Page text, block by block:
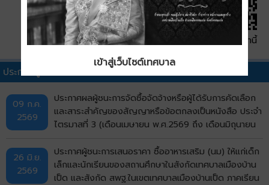
QR Code หน้านี้
ประกาศผู้ชนะการเสนอราคาอื่นๆ
09 ก.ค.
2569
ประกาศผลผู้ชนะการจัดซื้อจัดจ้างหรือผู้ได้รับการคัดเลือก
และสาระสำคัญของสัญญาหรือข้อตกลงเป็นหนังสือ ประจำ
ไตรมาสที่ 3 (เดือนเมษายน พ.ศ.2569 ถึง เดือนมิถุนายน
26 มิ.ย.
2569
ประกาศผู้ชนะการเสนอราคา ซื้ออาหารเสริม (นม) ให้แก่เด็ก
เล็กและนักเรียนของสถานศึกษาในสังกัดเทศบาลเมืองบ้าน
เป็ด และสังกัด สพฐ.ในเขตเทศบาลเมืองบ้านเป็ด ภาคเรียน
เข้าสู่เว็บไซต์เทศบาล